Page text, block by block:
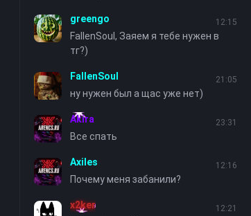
greengo 12:15
FallenSoul, Заяем я тебе нужен в
тг?)
FallenSoul 21:05
ну нужен был а щас уже нет)
Akira 23:31
Все спать
Axiles 12:16
Почему меня забанили?
x2ker 12:21